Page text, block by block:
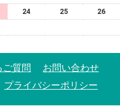
24 25
26
ご質問
お問い合わせ
プライバシーポリシー